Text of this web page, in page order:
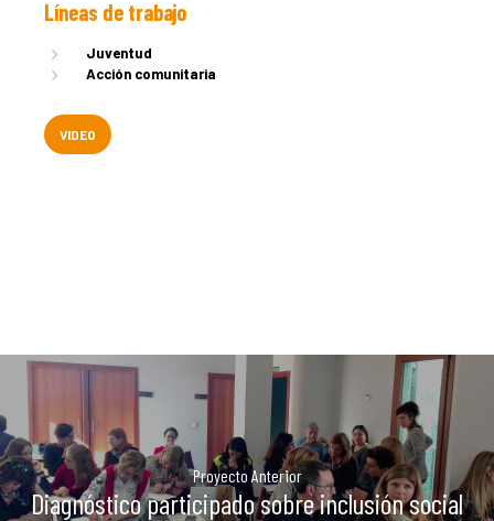
Líneas de trabajo
Juventud
Acción comunitaria
VIDEO
Proyecto Anterior
Diagnóstico participado sobre inclusión social
C/Poeta Alberola, 23-21
46018 València.
670 304 273
646 375 175
info@ladulaparticipacio.com